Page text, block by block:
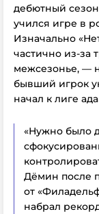
дебютный
учился игре в
Изначально
частично из-за
межсезонье, —
бывший игрок
начал к лиге
«Нужно было
Дёмин после
от
набрал